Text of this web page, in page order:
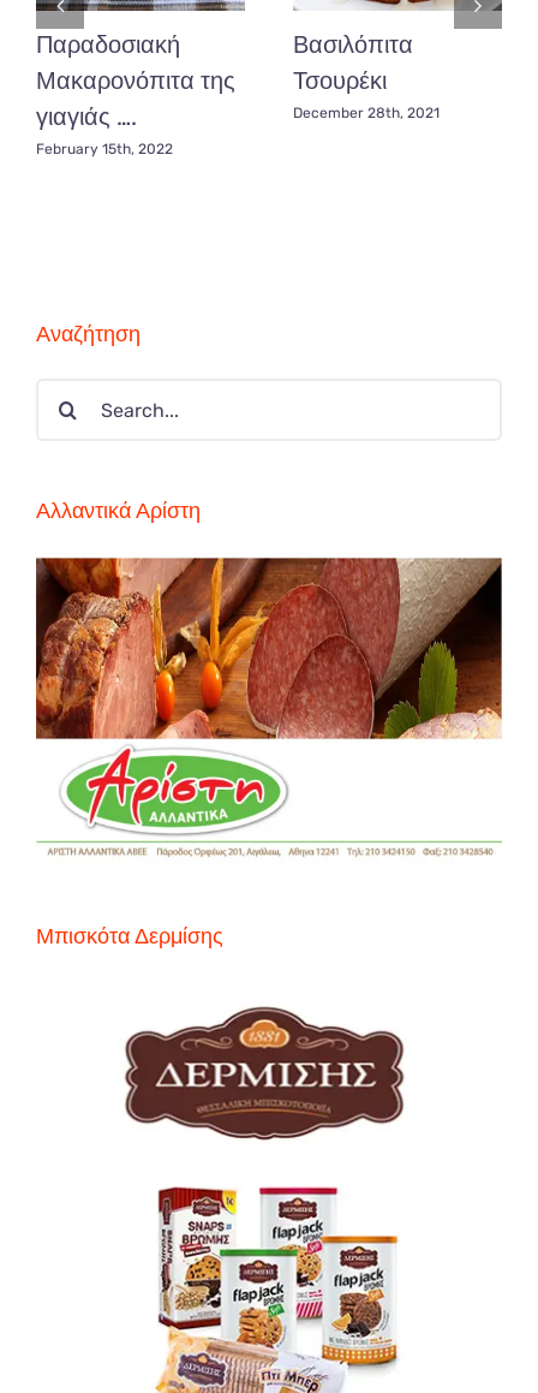
Παραδοσιακή
Μακαρονόπιτα της
γιαγιάς ….
February 15th, 2022
Βασιλόπιτα
Τσουρέκι
December 28th, 2021
Αναζήτηση
Search
Αλλαντικά Αρίστη
Μπισκότα Δερμίσης